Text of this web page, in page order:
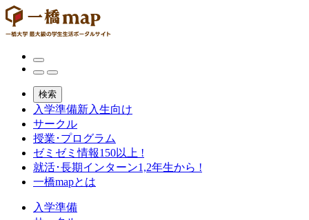
検索
入学準備新入生向け
サークル
授業･プログラム
ゼミ ゼミ情報150以上 !
就活･長期インターン1,2年生から !
一橋mapとは
入学準備